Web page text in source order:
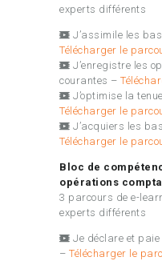
experts différents
J’assimile les
Télécharger le
J’enregistre les
courantes –
J’optimise la
Télécharger le
J’acquiers les
Télécharger le
Bloc de
opérations
3 parcours de e-
experts différents
Je déclare et
– Télécharger le